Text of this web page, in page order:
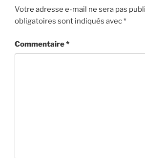
Votre adresse e-mail ne sera pas
obligatoires sont indiqués avec*
Commentaire*